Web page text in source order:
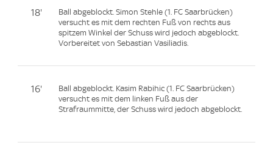
18'
Ball abgeblockt. Simon Stehle (1. FC Saarbrücken)
versucht es mit dem rechten Fuß von rechts aus
spitzem Winkel der Schuss wird jedoch abgeblockt.
Vorbereitet von Sebastian Vasiliadis.
16'
Ball abgeblockt. Kasim Rabihic (1. FC Saarbrücken)
versucht es mit dem linken Fuß aus der
Strafraummitte, der Schuss wird jedoch abgeblockt.